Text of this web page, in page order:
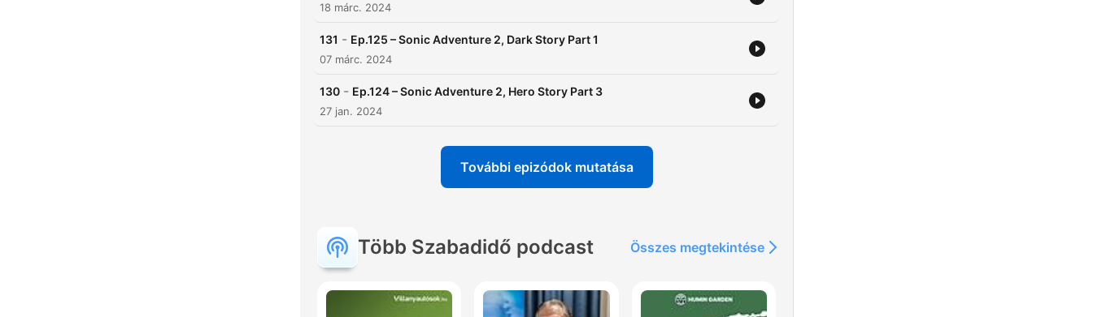
18 márc. 2024
131 - Ep.125 – Sonic Adventure 2, Dark Story Part 1
07 márc. 2024
130 - Ep.124 – Sonic Adventure 2, Hero Story Part 3
27 jan. 2024
További epizódok mutatása
Több Szabadidő podcast Összes megtekintése